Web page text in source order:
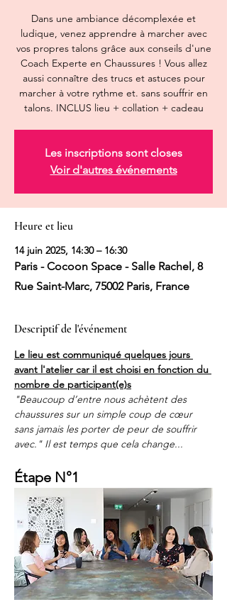
Dans une ambiance décomplexée et
ludique, venez apprendre à marcher avec
vos propres talons grâce aux conseils d'une
Coach Experte en Chaussures ! Vous allez
aussi connaître des trucs et astuces pour
marcher à votre rythme et. sans souffrir en
talons. INCLUS lieu + collation + cadeau
Les inscriptions sont closes
Voir d'autres événements
Heure et lieu
14 juin 2025, 14:30 – 16:30
Paris - Cocoon Space - Salle Rachel, 8
Rue Saint-Marc, 75002 Paris, France
Descriptif de l'événement
Le lieu est communiqué quelques jours
avant l'atelier car il est choisi en fonction du
nombre de participant(e)s
"Beaucoup d’entre nous achètent des
chaussures sur un simple coup de cœur
sans jamais les porter de peur de souffrir
avec." Il est temps que cela change...
Étape N°1